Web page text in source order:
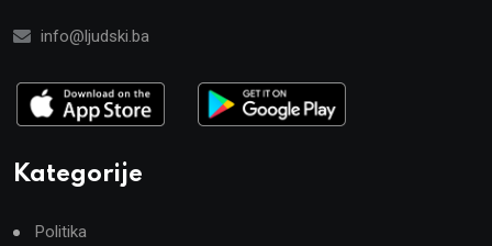
info@ljudski.ba
Kategorije
Politika